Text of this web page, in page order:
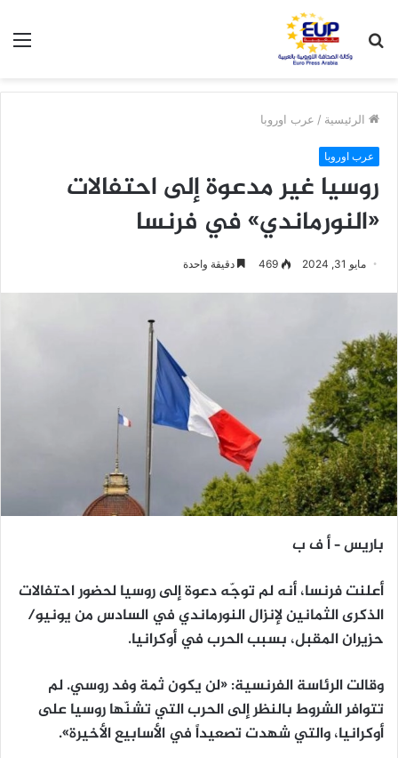
عن
الرئيسية / عرب اوروبا
عرب اوروبا
روسيا غير مدعوة إلى احتفالات
«النورماندي» في فرنسا
مايو 31, 2024 469 دقيقة واحدة
باريس – أ ف ب
أعلنت فرنسا، أنه لم توجّه دعوة إلى روسيا لحضور احتفالات
الذكرى الثمانين لإنزال النورماندي في السادس من يونيو/
حزيران المقبل، بسبب الحرب في أوكرانيا.
وقالت الرئاسة الفرنسية: «لن يكون ثمة وفد روسي. لم
تتوافر الشروط بالنظر إلى الحرب التي تشنّها روسيا على
أوكرانيا، والتي شهدت تصعيداً في الأسابيع الأخيرة».